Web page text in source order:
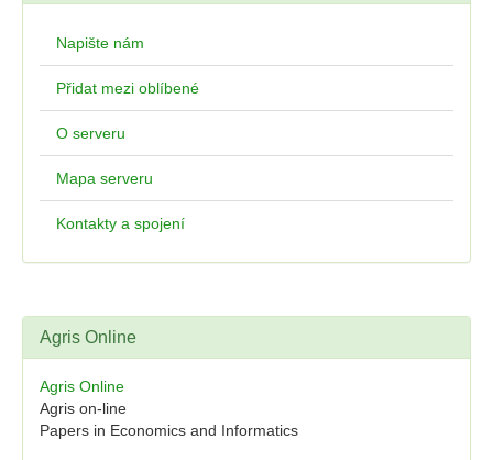
Napište nám
Přidat mezi oblíbené
O serveru
Mapa serveru
Kontakty a spojení
Agris Online
Agris Online
Agris on-line
Papers in Economics and Informatics